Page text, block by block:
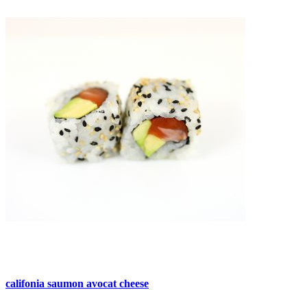
califonia saumon avocat cheese